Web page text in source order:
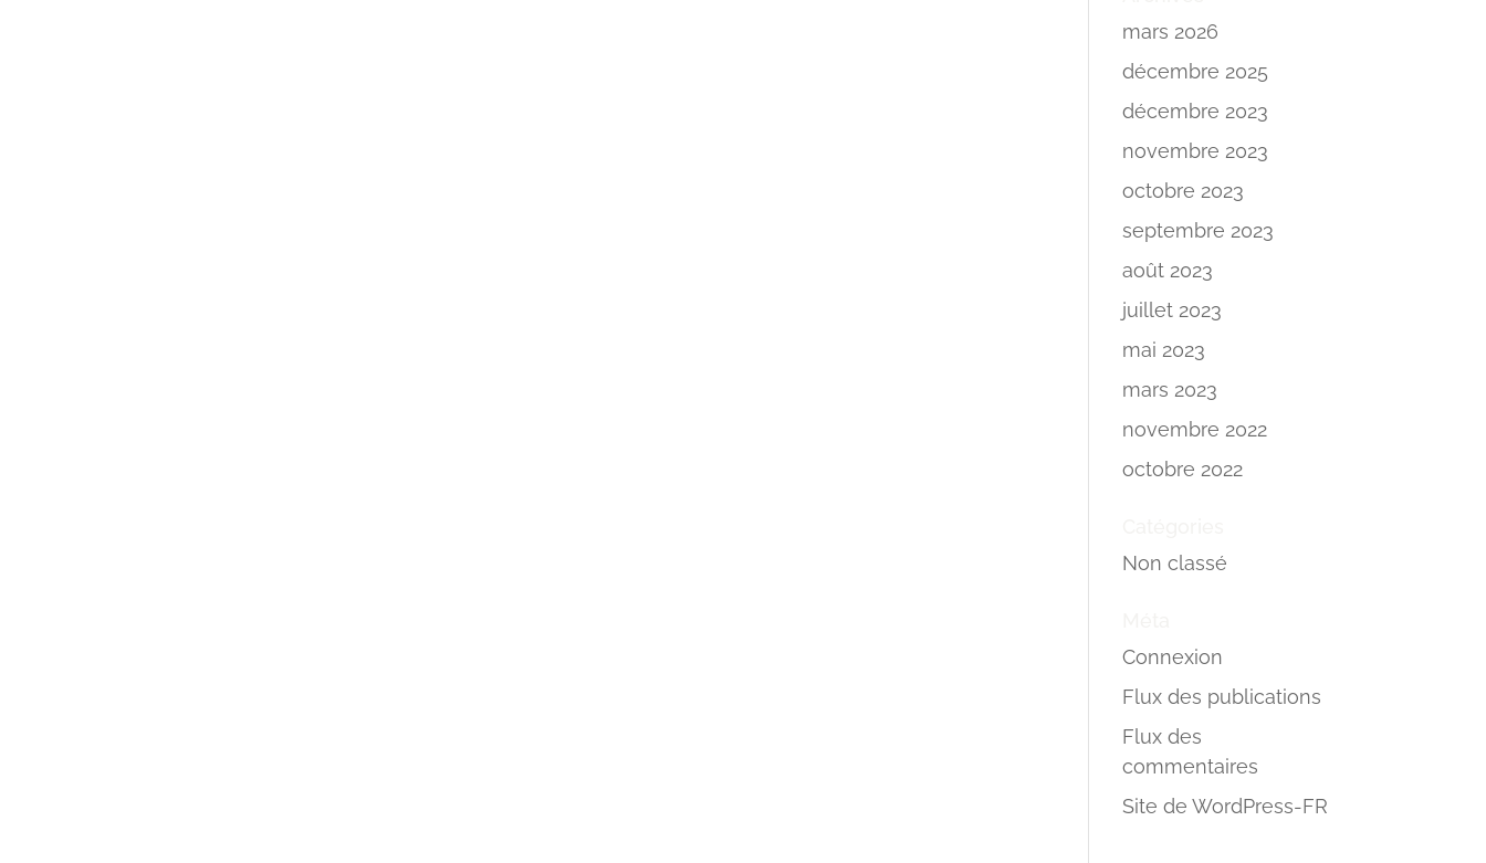
mars 2026
décembre 2025
décembre 2023
novembre 2023
octobre 2023
septembre 2023
août 2023
juillet 2023
mai 2023
mars 2023
novembre 2022
octobre 2022
Non classé
Connexion
Flux des publications
Flux des
commentaires
Site de WordPress-FR